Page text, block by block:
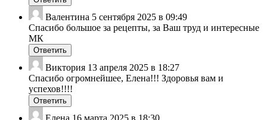
Валентина 5 сентября 2025 в 09:49
Спасибо большое за рецепты, за Ваш труд и интересные
МК
Ответить
Виктория 13 апреля 2025 в 18:27
Спасибо огромнейшее, Елена!!! Здоровья вам и
успехов!!!!
Ответить